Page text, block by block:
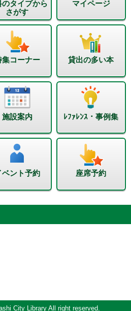
のタイプから
さがす
マイページ
集コーナー 貸出の多い本
施設案内 ﾚﾌｧﾚﾝｽ・事例集
ベント予約 座席予約
City Library All right reserved.